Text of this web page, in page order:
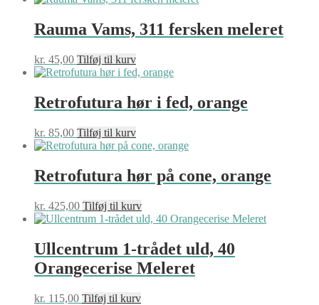
Rauma Vams, 311 fersken meleret
kr. 45,00 Tilføj til kurv
Retrofutura hør i fed, orange
kr. 85,00 Tilføj til kurv
Retrofutura hør på cone, orange
kr. 425,00 Tilføj til kurv
Ullcentrum 1-trådet uld, 40
Orangecerise Meleret
kr. 115,00 Tilføj til kurv